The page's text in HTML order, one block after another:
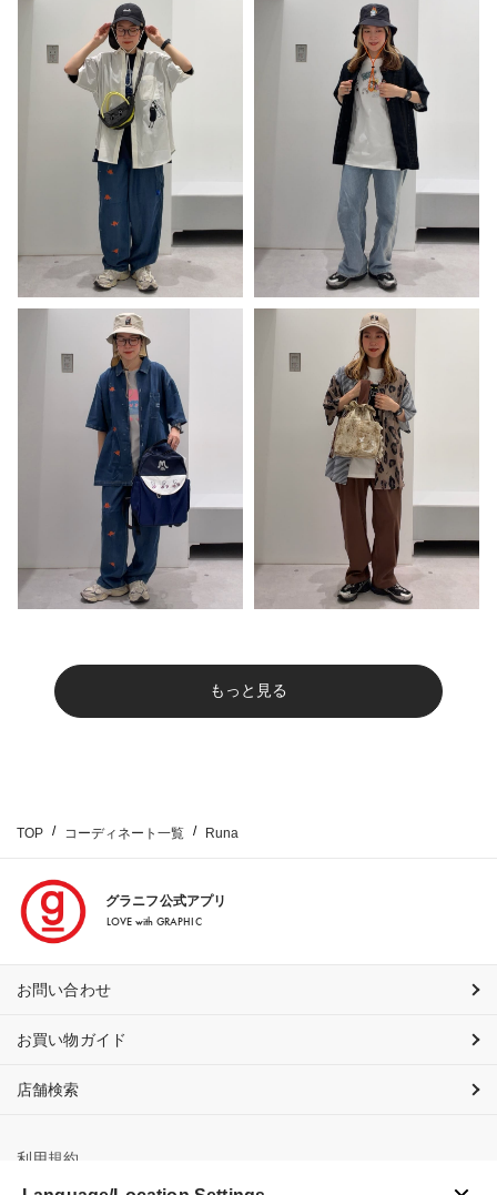
もっと見る
TOP コーディネート一覧 Runa
グラニフ公式アプリ
LOVE with GRAPHIC
お問い合わせ
お買い物ガイド
店舗検索
利用規約